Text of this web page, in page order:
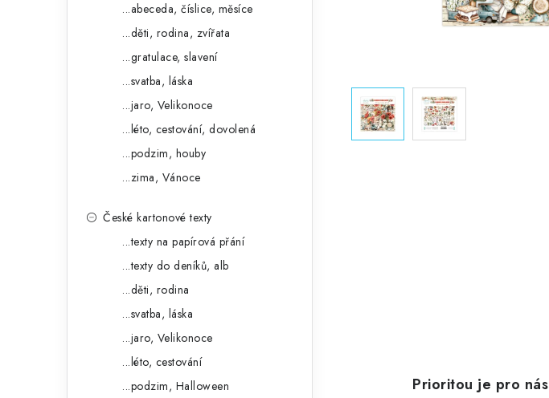
...abeceda, číslice, měsíce
...děti, rodina, zvířata
...gratulace, slavení
...svatba, láska
...jaro, Velikonoce
...léto, cestování, dovolená
...podzim, houby
...zima, Vánoce
České kartonové texty
...texty na papírová přání
...texty do deníků, alb
...děti, rodina
...svatba, láska
...jaro, Velikonoce
...léto, cestování
...podzim, Halloween
Prioritou je pro nás